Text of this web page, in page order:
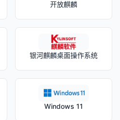
开放麒麟
银河麒麟桌面操作系统
Windows 11